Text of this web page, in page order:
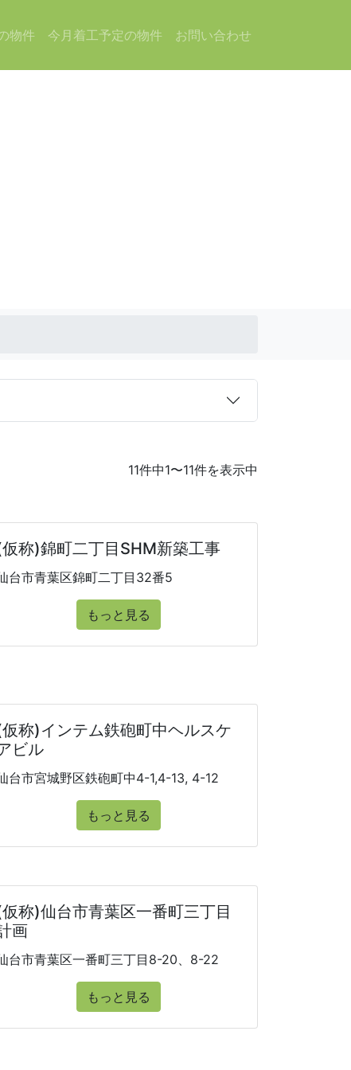
物件 今月着工予定の物件 お問い合わせ
11件中1〜11件を表示中
称)錦町二丁目SHM新築工事
台市青葉区錦町二丁目32番5
もっと見る
称)インテム鉄砲町中ヘルスケ
ビル
台市宮城野区鉄砲町中4-1,4-13, 4-12
もっと見る
称)仙台市青葉区一番町三丁目
画
台市青葉区一番町三丁目8-20、8-22
もっと見る